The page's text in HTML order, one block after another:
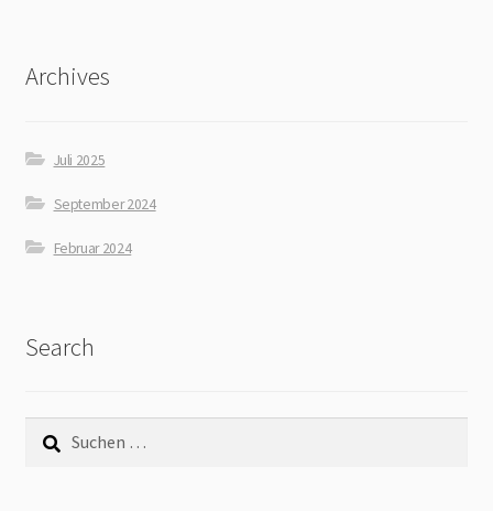
Archives
Juli 2025
September 2024
Februar 2024
Search